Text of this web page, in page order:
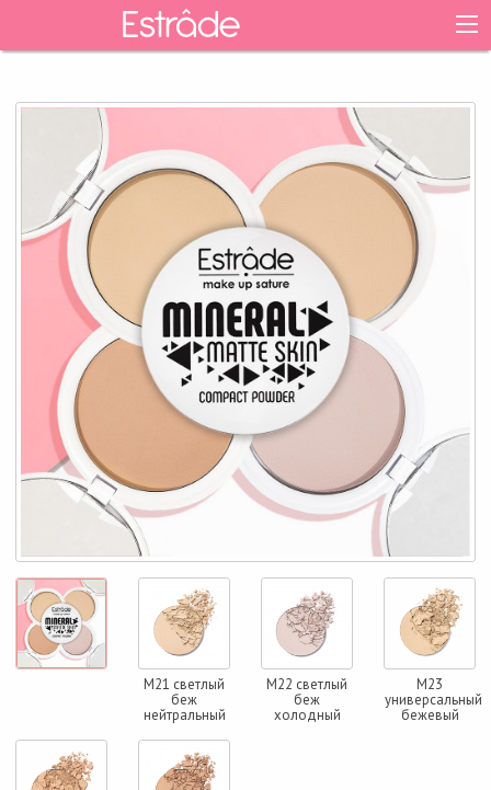
М21 светлый
беж
нейтральный
М22 светлый
беж
холодный
М23
универсальный
бежевый